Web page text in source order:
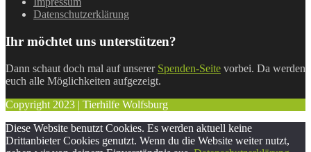
Datenschutzerklärung
Ihr möchtet uns unterstützen?
Dann schaut doch mal auf unserer Spenden-Seite vorbei. Da werden
euch alle Möglichkeiten aufgezeigt.
Copyright 2023 | Tierhilfe Wolfsburg
Diese Website benutzt Cookies. Es werden aktuell keine
Drittanbieter Cookies genutzt. Wenn du die Website weiter nutzt,